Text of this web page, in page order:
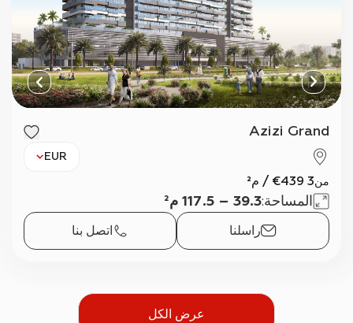
Azizi Grand
EUR
من3 439
€
/ م²
المساحة:39.3 – 117.5 م²
راسلنا اتصل بنا
عرض الكل